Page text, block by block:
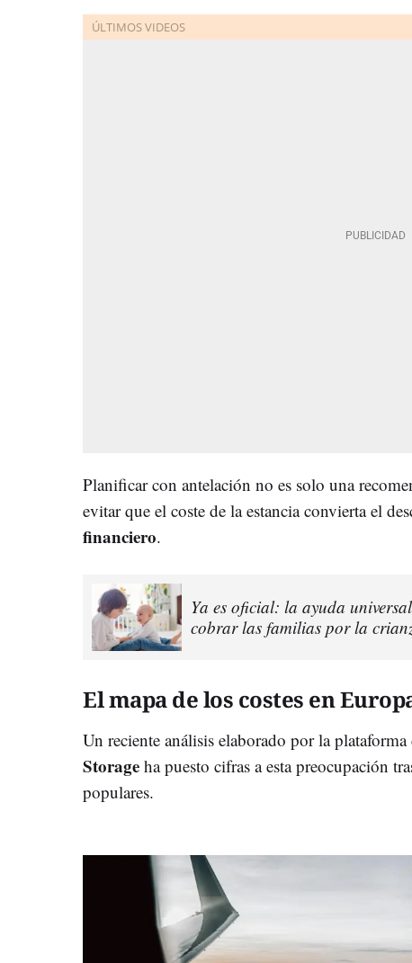
Planificar con antelación no es solo una
evitar que el coste de la estancia convierta el
financiero.
Ya es oficial: la ayuda
cobrar las familias por la
El mapa de los costes en
Un reciente análisis elaborado por la
Storage ha puesto cifras a esta preocupación
populares.